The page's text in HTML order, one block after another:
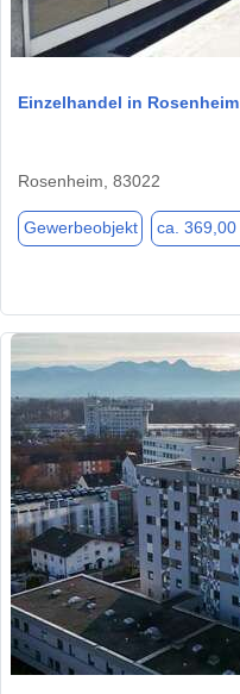
Einzelhandel in Rosenheim
Rosenheim, 83022
Gewerbeobjekt ca. 369,00